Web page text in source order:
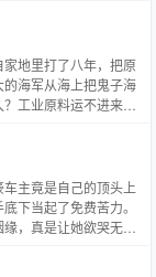
地里打了八年，把原
海军从海上把鬼子海
工业原料运不进来，
一次偶然的机遇，当
山洞时，来
主竟是自己的顶头上
下当起了免费苦力。
，真是让她欲哭无